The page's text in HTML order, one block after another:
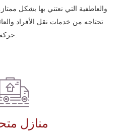
والعاطفية التي نعتني بها بشكل
تحتاجه من خدمات نقل الأفراد
منازل